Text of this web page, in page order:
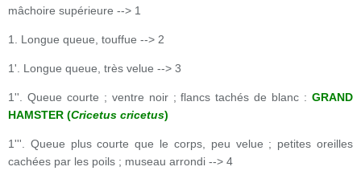
mâchoire supérieure --> 1
1. Longue queue, touffue --> 2
1'. Longue queue, très velue --> 3
1''. Queue courte ; ventre noir ; flancs tachés de blanc : GRAND
HAMSTER (Cricetus cricetus)
1'''. Queue plus courte que le corps, peu velue ; petites oreilles
cachées par les poils ; museau arrondi --> 4